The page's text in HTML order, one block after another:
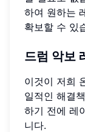
하여 원하는
확보할 수 있
드럼 악보
이것이 저희
일적인 해결
하기 전에 레
니다.